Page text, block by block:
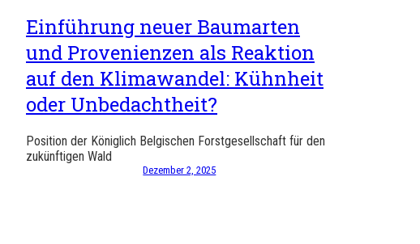
Einführung neuer Baumarten
und Provenienzen als Reaktion
auf den Klimawandel: Kühnheit
oder Unbedachtheit?
Position der Königlich Belgischen Forstgesellschaft für den
zukünftigen Wald
Dezember 2, 2025